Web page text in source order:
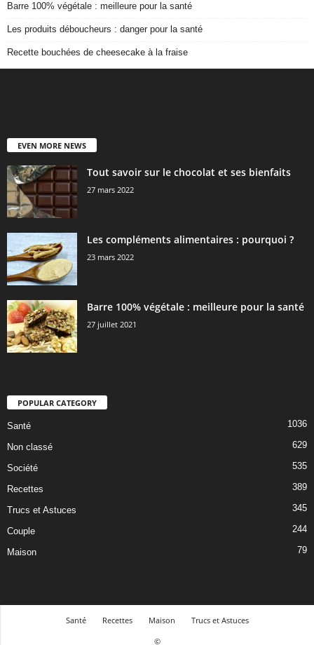
Barre 100% végétale : meilleure pour la santé
Les produits déboucheurs : danger pour la santé
Recette bouchées de cheesecake à la fraise
EVEN MORE NEWS
Tout savoir sur le chocolat et ses bienfaits
27 mars 2022
Les compléments alimentaires : pourquoi ?
23 mars 2022
Barre 100% végétale : meilleure pour la santé
27 juillet 2021
POPULAR CATEGORY
Santé 1036
Non classé 629
Société 535
Recettes 389
Trucs et Astuces 345
Couple 244
Maison 79
Santé Recettes Maison
Trucs et Astuces
©